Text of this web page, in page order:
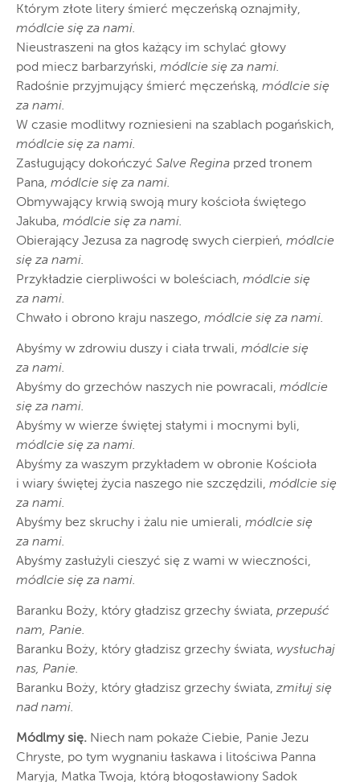
Którym złote litery śmierć męczeńską oznajmiły,
módlcie się za nami.
Nieustraszeni na głos każący im schylać głowy
pod miecz barbarzyński, módlcie się za nami.
Radośnie przyjmujący śmierć męczeńską, módlcie się
za nami.
W czasie modlitwy rozniesieni na szablach pogańskich,
módlcie się za nami.
Zasługujący dokończyć Salve Regina przed tronem
Pana, módlcie się za nami.
Obmywający krwią swoją mury kościoła świętego
Jakuba, módlcie się za nami.
Obierający Jezusa za nagrodę swych cierpień, módlcie
się za nami.
Przykładzie cierpliwości w boleściach, módlcie się
za nami.
Chwało i obrono kraju naszego, módlcie się za nami.
Abyśmy w zdrowiu duszy i ciała trwali, módlcie się
za nami.
Abyśmy do grzechów naszych nie powracali, módlcie
się za nami.
Abyśmy w wierze świętej stałymi i mocnymi byli,
módlcie się za nami.
Abyśmy za waszym przykładem w obronie Kościoła
i wiary świętej życia naszego nie szczędzili, módlcie się
za nami.
Abyśmy bez skruchy i żalu nie umierali, módlcie się
za nami.
Abyśmy zasłużyli cieszyć się z wami w wieczności,
módlcie się za nami.
Baranku Boży, który gładzisz grzechy świata, przepuść
nam, Panie.
Baranku Boży, który gładzisz grzechy świata, wysłuchaj
nas, Panie.
Baranku Boży, który gładzisz grzechy świata, zmiłuj się
nad nami.
Módlmy się. Niech nam pokaże Ciebie, Panie Jezu
Chryste, po tym wygnaniu łaskawa i litościwa Panna
Maryja, Matka Twoja, którą błogosławiony Sadok